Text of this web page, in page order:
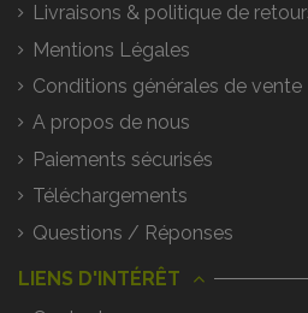
Livraisons & politique de
Mentions Légales
Conditions générales de vente
A propos de nous
Paiements sécurisés
Téléchargements
Questions / Réponses
LIENS D'INTÉRÊT